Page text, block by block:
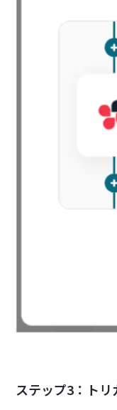
ステップ3：ト